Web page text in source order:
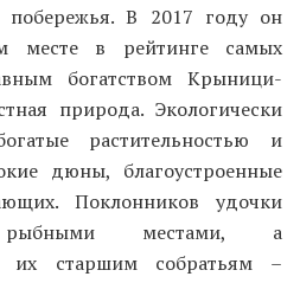
побережья. В 2017 году он
месте в рейтинге самых
богатством Крыници-
природа. Экологически
растительностью и
дюны, благоустроенные
Поклонников удочки
местами, а
их старшим собратьям –